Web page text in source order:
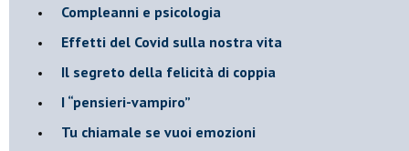
​Compleanni e psicologia
Effetti del Covid sulla nostra vita
Il segreto della felicità di coppia
​I “pensieri-vampiro”
​Tu chiamale se vuoi emozioni